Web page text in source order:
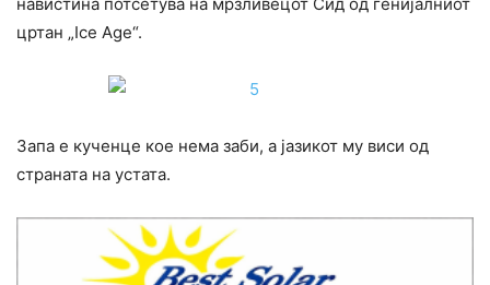
цртан „Ice Age“.
Запа е кученце кое нема заби, а јазикот му виси од
страната на устата.